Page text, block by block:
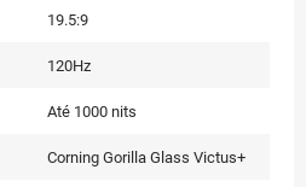
19.5:9
120Hz
Até 1000 nits
Corning Gorilla Glass Victus+